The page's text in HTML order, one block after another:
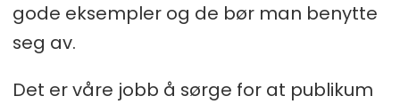
gode eksempler og de bør man ­benytte
seg av.
Det er våre jobb å sørge for at publikum